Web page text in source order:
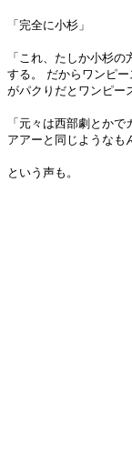
「完全に小杉」
「これ、たしか小杉
する。 だからワンピ
がパクりだとワンピー
「元々は西部劇とか
アアーと同じようなも
という声も。